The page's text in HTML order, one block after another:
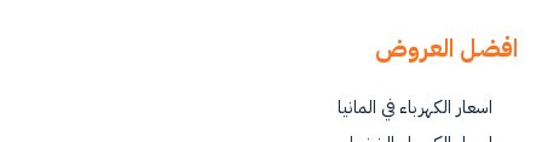
افضل العروض
اسعار الكهرباء في المانيا